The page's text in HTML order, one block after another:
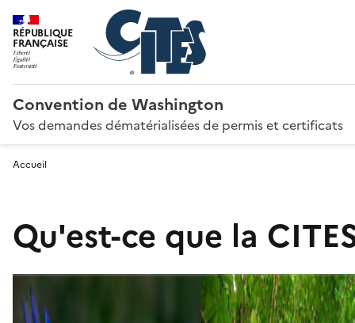
RÉPUBLIQUE
FRANÇAISE
Convention de Washington
Vos demandes dématérialisées de permis et certificats
Accueil
Qu'est-ce que la